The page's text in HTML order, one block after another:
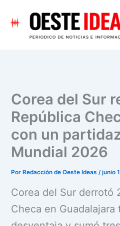
contenido
Corea del Sur
República
con un
Mundial 2026
Por Redacción de Oeste Ideas/junio
Corea del Sur derrotó
Checa en Guadalajara